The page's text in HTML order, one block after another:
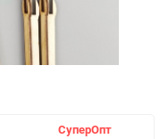
СуперОпт